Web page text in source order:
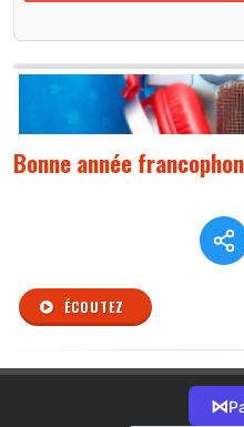
Bonne année
ÉCOUTEZ
⋈